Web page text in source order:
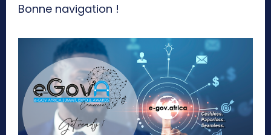
Bonne navigation !